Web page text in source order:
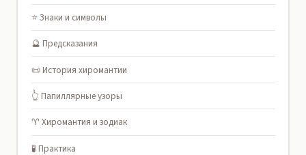
⭐ Знаки и символы
🔮 Предсказания
📜 История хиромантии
👆 Папиллярные узоры
♈ Хиромантия и зодиак
🧪 Практика